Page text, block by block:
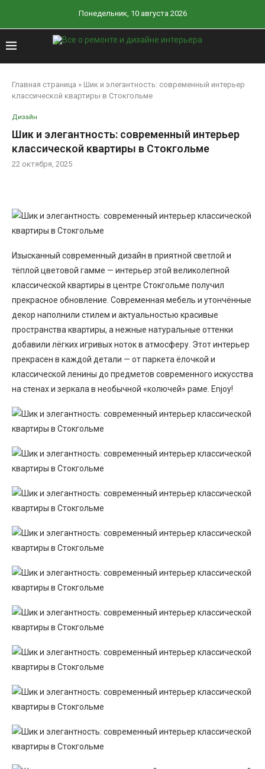
Понедельник, 10 августа 2026
Главная страница » Шик и элегантность: современный интерьер
классической квартиры в Стокгольме
Дизайн
Шик и элегантность: современный интерьер
классической квартиры в Стокгольме
22 октября, 2025
Изысканный современный дизайн в приятной светлой и
тёплой цветовой гамме — интерьер этой великолепной
классической квартиры в центре Стокгольме получил
прекрасное обновление. Современная мебель и утончённые
декор наполнили стилем и актуальностью красивые
пространства квартиры, а нежные натуральные оттенки
добавили лёгких игривых ноток в атмосферу. Этот интерьер
прекрасен в каждой детали — от паркета ёлочкой и
классической ленины до предметов современного искусства
на стенах и зеркала в необычной «колючей» раме. Enjoy!